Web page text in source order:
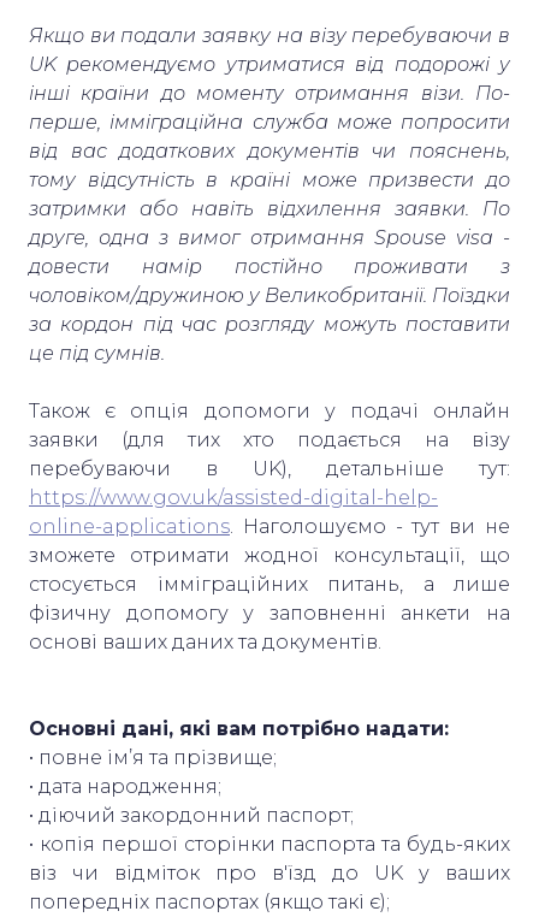
Якщо ви подали заявку на візу перебуваючи в
UK рекомендуємо утриматися від подорожі у
інші країни до моменту отримання візи. По-
перше, імміграційна служба може попросити
від вас додаткових документів чи пояснень,
тому відсутність в країні може призвести до
затримки або навіть відхилення заявки. По
друге, одна з вимог отримання Spouse visa -
довести намір постійно проживати з
чоловіком/дружиною у Великобританії. Поїздки
за кордон під час розгляду можуть поставити
це під сумнів.
Також є опція допомоги у подачі онлайн
заявки (для тих хто подається на візу
перебуваючи в UK), детальніше тут:
https://www.gov.uk/assisted-digital-help-
online-applications . Наголошуємо - тут ви не
зможете отримати жодної консультації, що
стосується імміграційних питань, а лише
фізичну допомогу у заповненні анкети на
основі ваших даних та документів.
Основні дані, які вам потрібно надати:
• повне ім’я та прізвище;
• дата народження;
• діючий закордонний паспорт;
• копія першої сторінки паспорта та будь-яких
віз чи відміток про в'їзд до UK у ваших
попередніх паспортах (якщо такі є);